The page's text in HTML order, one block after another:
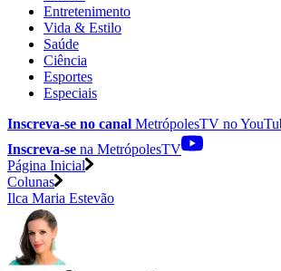
Entretenimento
Vida & Estilo
Saúde
Ciência
Esportes
Especiais
Inscreva-se no canal MetrópolesTV no
Inscreva-se na MetrópolesTV
Página Inicial
Colunas
Ilca Maria Estevão